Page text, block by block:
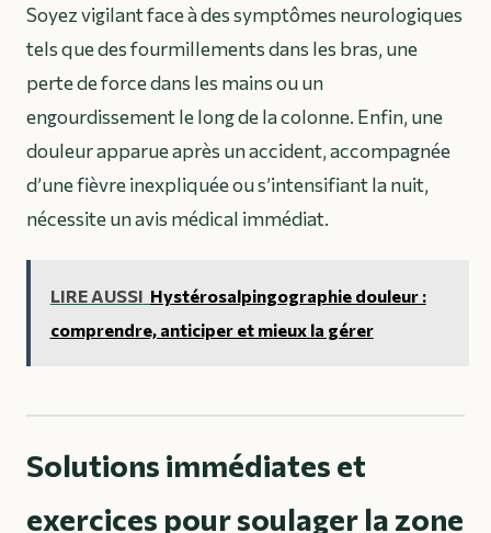
Soyez vigilant face à des symptômes neurologiques
tels que des fourmillements dans les bras, une
perte de force dans les mains ou un
engourdissement le long de la colonne. Enfin, une
douleur apparue après un accident, accompagnée
d’une fièvre inexpliquée ou s’intensifiant la nuit,
nécessite un avis médical immédiat.
LIRE AUSSI Hystérosalpingographie douleur :
comprendre, anticiper et mieux la gérer
Solutions immédiates et
exercices pour soulager la zone